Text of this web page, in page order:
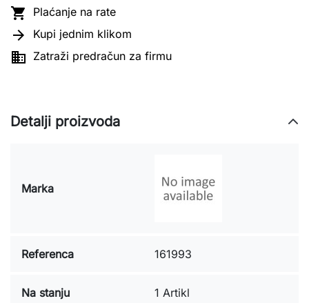
 Plaćanje na rate
 Kupi jednim klikom
 Zatraži predračun za firmu
Detalji proizvoda
Marka
Referenca 161993
Na stanju 1 Artikl